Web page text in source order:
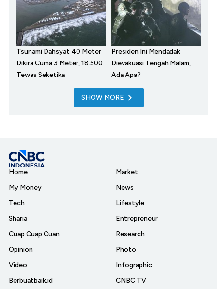
Tsunami Dahsyat 40 Meter
Dikira Cuma 3 Meter, 18.500
Tewas Seketika
Presiden Ini Mendadak
Dievakuasi Tengah Malam,
Ada Apa?
SHOW MORE
Home
My Money
Tech
Sharia
Cuap Cuap Cuan
Opinion
Video
Berbuatbaik.id
Market
News
Lifestyle
Entrepreneur
Research
Photo
Infographic
CNBC TV